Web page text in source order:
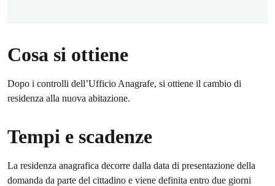
Cosa si ottiene
Dopo i controlli dell’Ufficio Anagrafe, si ottiene il cambio di
residenza alla nuova abitazione.
Tempi e scadenze
La residenza anagrafica decorre dalla data di presentazione della
domanda da parte del cittadino e viene definita entro due giorni